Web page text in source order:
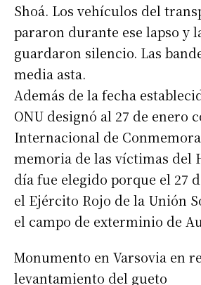
Shoá. Los vehículos del
pararon durante ese lapso y
guardaron silencio. Las
media asta.
Además de la fecha
ONU designó al 27 de enero
Internacional de
memoria de las víctimas del
día fue elegido porque el 27
el Ejército Rojo de la Unión
el campo de exterminio de
Monumento en Varsovia en
levantamiento del gueto